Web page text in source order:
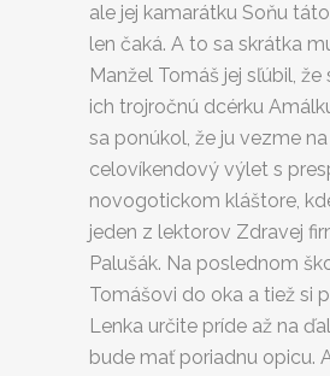
ale jej kamarátku Soňu
len čaká. A to sa skrátka
Manžel Tomáš jej sľúbil,
ich trojročnú dcérku
sa ponúkol, že ju vezme na
celovíkendový výlet s
novogotickom kláštore,
jeden z lektorov Zdravej
Palušák. Na poslednom
Tomášovi do oka a tiež si
Lenka určite príde až na
bude mať poriadnu opicu.